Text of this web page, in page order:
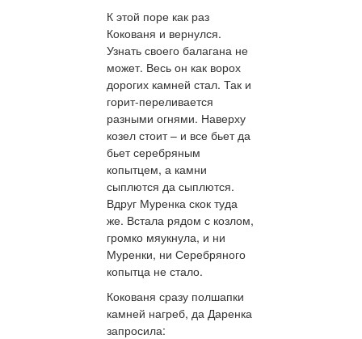
К этой поре как раз
Кокованя и вернулся.
Узнать своего балагана не
может. Весь он как ворох
дорогих камней стал. Так и
горит-переливается
разными огнями. Наверху
козел стоит – и все бьет да
бьет серебряным
копытцем, а камни
сыплются да сыплются.
Вдруг Муренка скок туда
же. Встала рядом с козлом,
громко мяукнула, и ни
Муренки, ни Серебряного
копытца не стало.
Кокованя сразу полшапки
камней нагреб, да Даренка
запросила: